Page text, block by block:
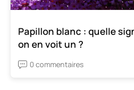
Papillon blanc : quelle
on en voit un ?
0 commentaires